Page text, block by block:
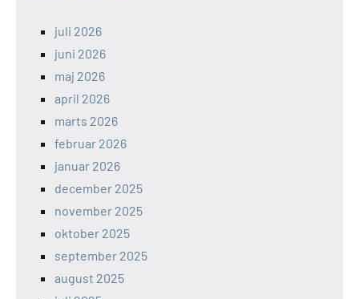
juli 2026
juni 2026
maj 2026
april 2026
marts 2026
februar 2026
januar 2026
december 2025
november 2025
oktober 2025
september 2025
august 2025